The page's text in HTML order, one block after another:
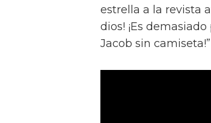
estrella a la revista
dios! ¡Es
Jacob sin camiseta!”